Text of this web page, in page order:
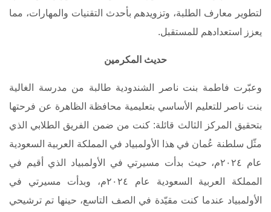
لتطوير معارف الطلبة، وتزويدهم بأحدث التقنيات والمهارات، مما
يعزز استعدادهم للمستقبل.
حديث المكرمين
وعبّرت فاطمة بنت ناصر الشندودية طالبة من مدرسة الغالية
بنت ناصر للتعليم الأساسي بتعليمية محافظة الظاهرة عن فرحتها
بتحقيق المركز الثالث قائلة: كنت من ضمن الفريق الطلابي الذي
مثّل سلطنة عُمان في هذا الأولمبياد في المملكة العربية السعودية
عام ٢٠٢٤م، حيث بدأت مسيرتي في الأولمبياد الذي أقيم في
المملكة العربية السعودية عام ٢٠٢٤م، وبدأت مسيرتي في
الأولمبياد عندما كنت مقيّدة في الصف التاسع، حينها تم ترشيحي